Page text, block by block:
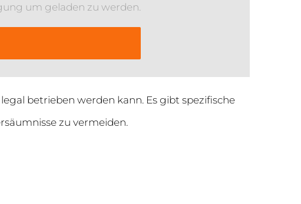
um geladen zu werden.
betrieben werden kann. Es gibt spezifische
zu vermeiden.